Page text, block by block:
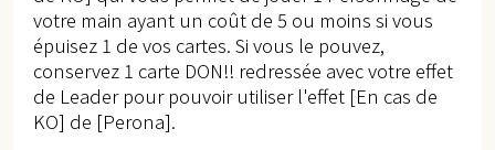
votre main ayant un coût de 5 ou moins si vous
épuisez 1 de vos cartes. Si vous le pouvez,
conservez 1 carte DON!! redressée avec votre effet
de Leader pour pouvoir utiliser l'effet [En cas de
KO] de [Perona].